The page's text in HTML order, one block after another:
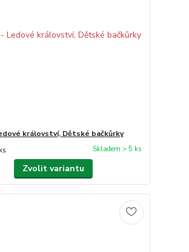
království, Dětské bačkůrky
Skladem > 5 ks
Zvolit variantu